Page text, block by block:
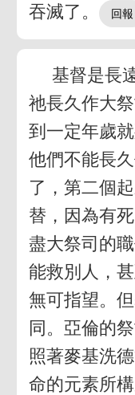
吞滅了。
基督是長
祂長久作大
到一定年歲
他們不能長
了，第二個
替，因為有
盡大祭司的
能救別人，
無可指望。
同。亞倫的
照著麥基洗
命的元素所